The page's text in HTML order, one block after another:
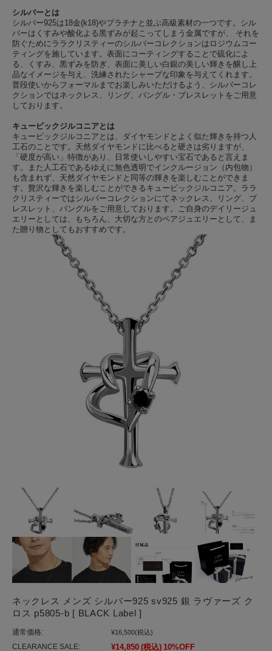
シルバーとは
シルバー925は18金(k18)やプラチナと並ぶ高級素材の一つです。シル
バーはくすみや酸化よる黒ずみが起こってしまう金属ですが、 それを
防ぐためにララクリスティーのシルバーコレクションはロジウムコー
ティングを施しています。表面にコーティングすることで硫化によ
る、くすみ、黒ずみを防ぎ、表面に美しい白銀の美しい輝きを醸し上
品なイメージを与え、洗練されたシャープな印象を与えてくれます。
普段使いからフォーマルまでお楽しみいただけるよう、シルバーコレ
クションではネックレス、リング、バングル・ブレスレットをご用意
しております。
キュービックジルコニアとは
キュービックジルコニアとは、ダイヤモンドとよく似た輝きを持つ人
工石のことです。天然ダイヤモンドに比べると硬さは劣りますが、
「硬度が高い」特徴があり、日常使いしやすい宝石であると言えま
す。また人工石であるゆえに無色透明でインクルージョン（内包物）
も含まれず、天然ダイヤモンドと同等の輝きを楽しむことができま
す。贅沢な輝きを楽しむことができるキュービックジルコニア。ララ
クリスティーではシルバーコレクションにてネックレス、リング、ブ
レスレット、バングルをご用意しております。ご自身のデイリージュ
エリーとしては、もちろん、大切な方とのペアジュエリーとして、ま
た贈り物としてもおすすめです。
ネックレス メンズ シルバー925 sv925 銀 ラヴァーズ ク
ロス p5805-b [ BLACK Label ]
通常価格: ¥16,500(税込)
CLEARANCE SALE: ¥14,850 (税込) 10%OFF